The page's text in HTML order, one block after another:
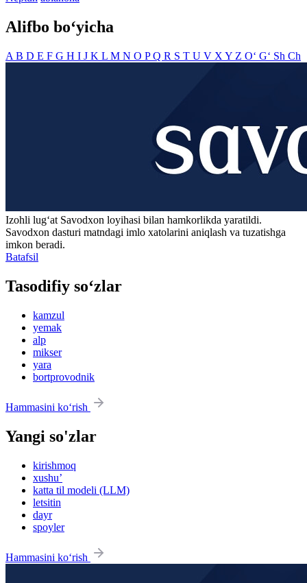
Alifbo bo‘yicha
A B D E F G H I J K L M N O PQ R S T U V X Y Z O‘ G‘ Sh Ch
Izohli lugʻat Savodxon loyihasi bilan hamkorlikda yaratildi.
Savodxon dasturi matndagi imlo xatolarini aniqlash va tuzatishga
imkon beradi.
Batafsil
Tasodifiy so‘zlar
kamzul
yemak
alp
mikser
yara
bortprovodnik
Hammasini ko‘rish
Yangi so'zlar
kirishmoq
xushu’
katta til modeli (LLM)
letsitin
dayr
spoyler
Hammasini ko‘rish